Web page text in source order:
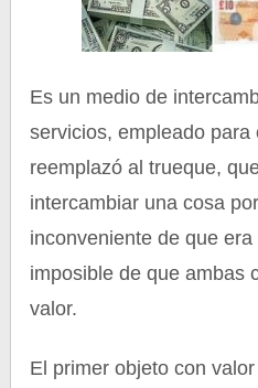
Es un medio de
servicios, empleado
reemplazó al trueque,
intercambiar una cosa
inconveniente de que
imposible de que ambas
valor.
El primer objeto con